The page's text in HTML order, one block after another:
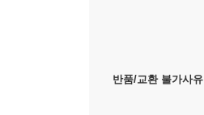
반품/교환 불가사유